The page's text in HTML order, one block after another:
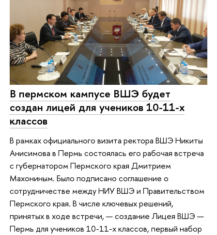
В пермском кампусе ВШЭ будет
создан лицей для учеников 10-11-х
классов
В рамках официального визита ректора ВШЭ Никиты
Анисимова в Пермь состоялась его рабочая встреча
с губернатором Пермского края Дмитрием
Махониным. Было подписано соглашение о
сотрудничестве между НИУ ВШЭ и Правительством
Пермского края. В числе ключевых решений,
принятых в ходе встречи, — создание Лицея ВШЭ —
Пермь для учеников 10-11-х классов, первый набор